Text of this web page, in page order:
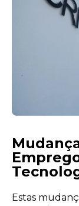
Estas